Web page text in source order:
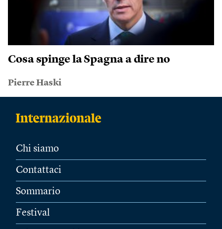
Cosa spinge la Spagna a dire no
Pierre Haski
Chi siamo
Contattaci
Sommario
Festival